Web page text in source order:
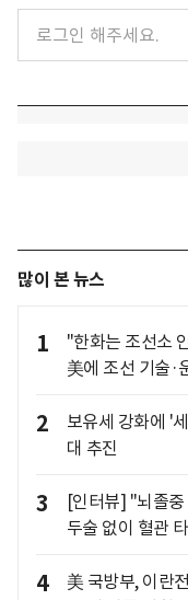
많이 본 뉴스
1
"한화는 조선소
美에 조선 기술·
2
보유세 강화에 '
대 추진
3
[인터뷰] "뇌졸
두술 없이 혈관
4
美 국방부, 이란